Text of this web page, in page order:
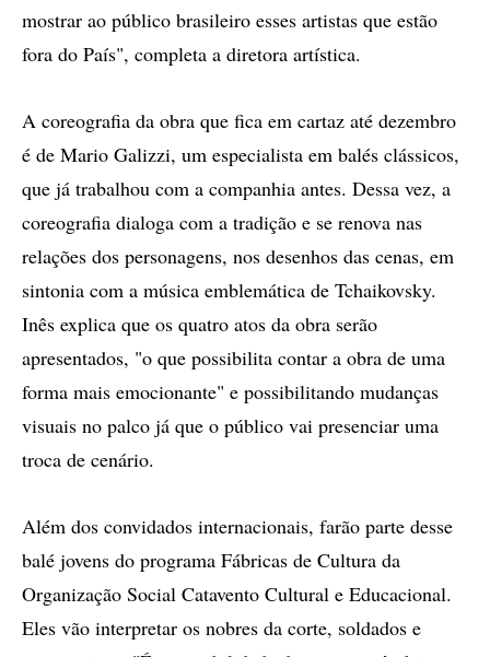
mostrar ao público brasileiro esses artistas que estão
fora do País", completa a diretora artística.
A coreografia da obra que fica em cartaz até dezembro
é de Mario Galizzi, um especialista em balés clássicos,
que já trabalhou com a companhia antes. Dessa vez, a
coreografia dialoga com a tradição e se renova nas
relações dos personagens, nos desenhos das cenas, em
sintonia com a música emblemática de Tchaikovsky.
Inês explica que os quatro atos da obra serão
apresentados, "o que possibilita contar a obra de uma
forma mais emocionante" e possibilitando mudanças
visuais no palco já que o público vai presenciar uma
troca de cenário.
Além dos convidados internacionais, farão parte desse
balé jovens do programa Fábricas de Cultura da
Organização Social Catavento Cultural e Educacional.
Eles vão interpretar os nobres da corte, soldados e